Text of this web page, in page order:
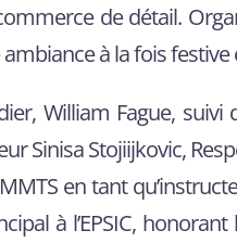
de détail.
ambiance à la fois
William Fague,
Sinisa Stojiijkovic,
en tant
à l’EPSIC,